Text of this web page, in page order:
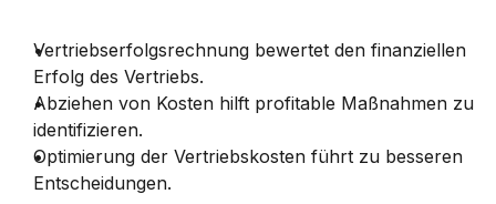
Vertriebserfolgsrechnung bewertet den finanziellen
Erfolg des Vertriebs.
Abziehen von Kosten hilft profitable Maßnahmen zu
identifizieren.
Optimierung der Vertriebskosten führt zu besseren
Entscheidungen.